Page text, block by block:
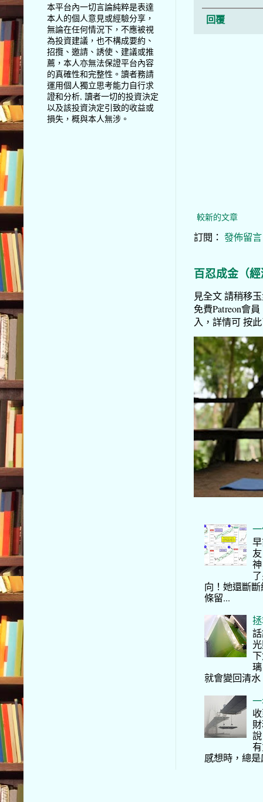
回覆
較新的文章
訂閱： 發佈留
百忍成金（
見全文 請稍移
免費Patreon會
入，詳情可 按
向！她還斷
條留...
就會變回清
感想時，總
本平台內一切言論純粹是表達
本人的個人意見或經驗分享，
無論在任何情況下，不應被視
為投資建議，也不構成要約、
招攬、邀請、誘使、建議或推
薦，本人亦無法保證平台內容
的真確性和完整性。讀者務請
運用個人獨立思考能力自行求
證和分析, 讀者一切的投資決定
以及該投資決定引致的收益或
損失，概與本人無涉。